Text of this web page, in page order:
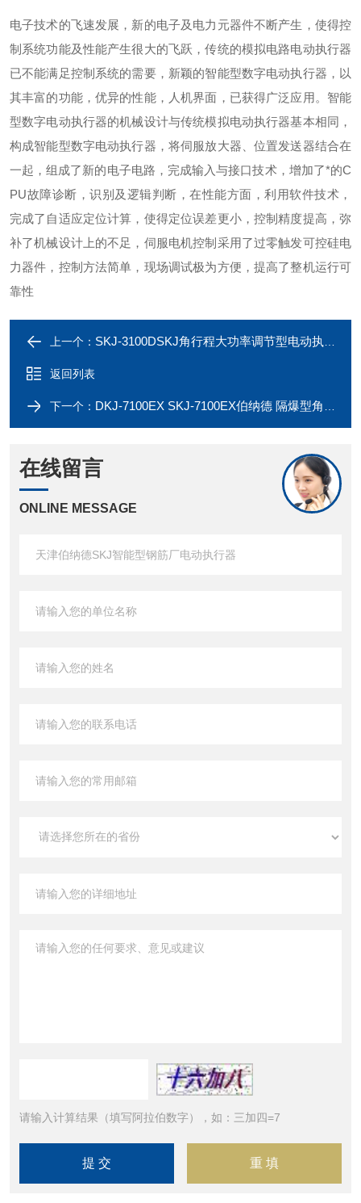
电子技术的飞速发展，新的电子及电力元器件不断产生，使得控
制系统功能及性能产生很大的飞跃，传统的模拟电路电动执行器
已不能满足控制系统的需要，新颖的智能型数字电动执行器，以
其丰富的功能，优异的性能， 人机界面，已获得广泛应用。智能
型数字电动执行器的机械设计与传统模拟电动执行器基本相同，
构成智能型数字电动执行器，将伺服放大器、位置发送器结合在
一起，组成了新的电子电路，完成输入与接口技术，增加了*的C
PU故障诊断，识别及逻辑判断，在性能方面，利用软件技术，
完成了自适应定位计算，使得定位误差更小，控制精度提高，弥
补了机械设计上的不足，伺服电机控制采用了过零触发可控硅电
力器件，控制方法简单，现场调试极为方便，提高了整机运行可
靠性
上一个： SKJ-3100DSKJ角行程大功率调节型电动执行器厂家供应
返回列表
下一个： DKJ-7100EX SKJ-7100EX伯纳德 隔爆型角行程开关型电动执行器
在线留言
ONLINE MESSAGE
请输入计算结果（填写阿拉伯数字），如：三加四=7